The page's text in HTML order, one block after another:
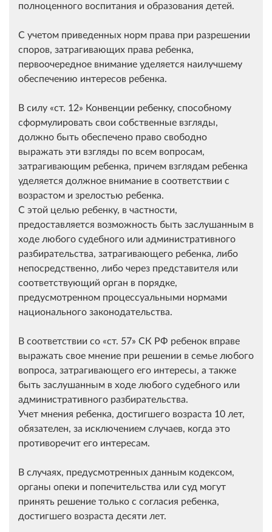
полноценного воспитания и образования детей.
С учетом приведенных норм права при разрешении
споров, затрагивающих права ребенка,
первоочередное внимание уделяется наилучшему
обеспечению интересов ребенка.
В силу ст. 12
Конвенции ребенку, способному
сформулировать свои собственные взгляды,
должно быть обеспечено право свободно
выражать эти взгляды по всем вопросам,
затрагивающим ребенка, причем взглядам ребенка
уделяется должное внимание в соответствии с
возрастом и зрелостью ребенка.
С этой целью ребенку, в частности,
предоставляется возможность быть заслушанным в
ходе любого судебного или административного
разбирательства, затрагивающего ребенка, либо
непосредственно, либо через представителя или
соответствующий орган в порядке,
предусмотренном процессуальными нормами
национального законодательства.
В соответствии со ст. 57 СК РФ ребенок вправе
выражать свое мнение при решении в семье любого
вопроса, затрагивающего его интересы, а также
быть заслушанным в ходе любого судебного или
административного разбирательства.
Учет мнения ребенка, достигшего возраста 10 лет,
обязателен, за исключением случаев, когда это
противоречит его интересам.
В случаях, предусмотренных данным кодексом,
органы опеки и попечительства или суд могут
принять решение только с согласия ребенка,
достигшего возраста десяти лет.